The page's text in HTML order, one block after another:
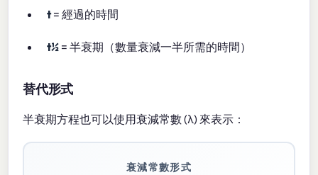
t= 經過的時間
t½ = 半衰期（數量衰減一半所需的時間）
替代形式
半衰期方程也可以使用衰減常數 (λ) 來表示：
衰減常數形式